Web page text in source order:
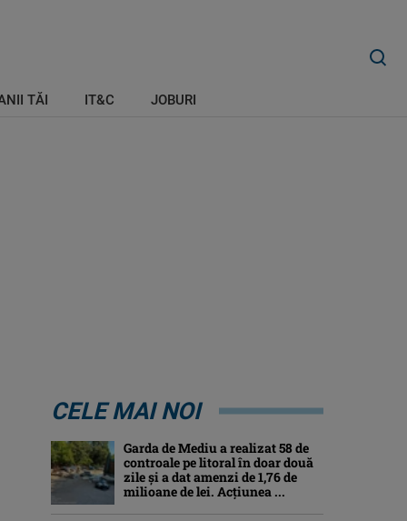
TĂI IT&C JOBURI
CELE MAI NOI
Garda de Mediu a realizat 58 de
controale pe litoral în doar două
zile și a dat amenzi de 1,76 de
milioane de lei. Acțiunea ...